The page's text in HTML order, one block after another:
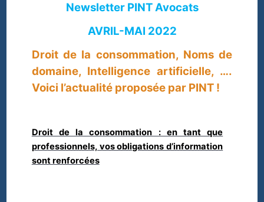
Newsletter PINT Avocats
AVRIL-MAI 2022
Droit de la consommation, Noms de
domaine, Intelligence artificielle, ….
Voici l’actualité proposée par PINT !
Droit de la consommation : en tant que
professionnels, vos obligations d’information
sont renforcées